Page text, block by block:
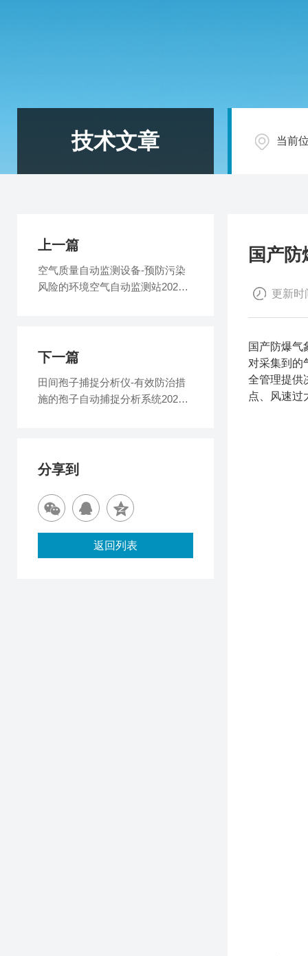
技术文章 当前
国产
更新时
国产防爆气
对采集到的
全管理提供
点、风速过
上一篇
空气质量自动监测设备-预防污染
风险的环境空气自动监测站2025
下一篇
田间孢子捕捉分析仪-有效防治措
施的孢子自动捕捉分析系统2025
分享到
返回列表